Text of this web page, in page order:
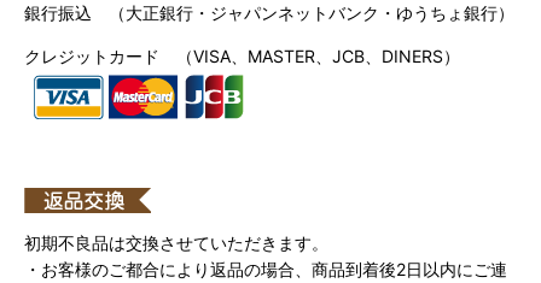
銀行振込 （大正銀行・ジャパンネットバンク・ゆうちょ銀行）
クレジットカード （VISA、MASTER、JCB、DINERS）
初期不良品は交換させていただきます。
・お客様のご都合により返品の場合、商品到着後2日以内にご連